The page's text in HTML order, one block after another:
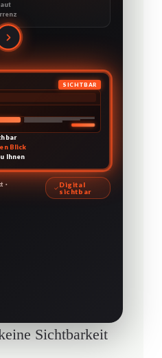
Sichtbarkeit
SICHTBAR
Blick
Ihnen
·
Digital
sichtbar